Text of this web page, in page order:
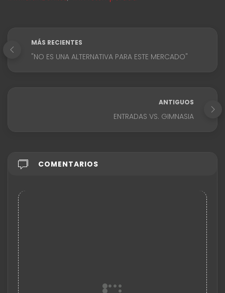
MÁS RECIENTES
"NO ES UNA ALTERNATIVA PARA ESTE MERCADO"
ANTIGUOS
ENTRADAS VS. GIMNASIA
COMENTARIOS